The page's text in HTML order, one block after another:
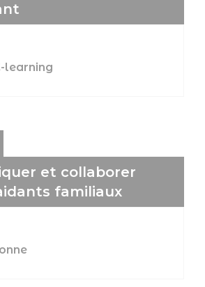
learning
et collaborer
familiaux